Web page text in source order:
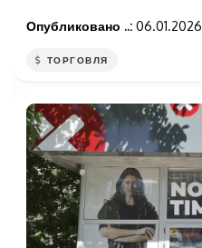
Опубликовано ..: 06.01.2026
ТОРГОВЛЯ